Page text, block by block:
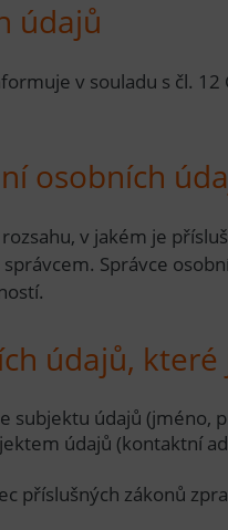
údajů
v souladu s čl.
osobních
v jakém je
Správce
údajů,
subjektu údajů (jméno,
údajů (kontaktní
příslušných zákonů